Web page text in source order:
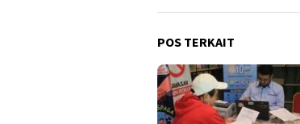
POS TERKAIT